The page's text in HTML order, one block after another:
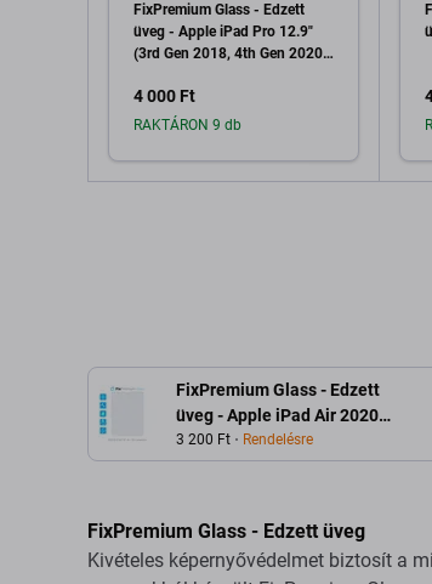
FixPremium Glass - Edzett
üveg - Apple iPad Pro 12.9"
(3rd Gen 2018, 4th Gen 2020,
4 000 Ft
RAKTÁRON 9 db
FixPremium Glass - Edzett
üveg - Apple iPad Air 2020
és Air M1
3 200 Ft Rendelésre
FixPremium Glass - Edzett üveg
Kivételes képernyővédelmet biztosít a